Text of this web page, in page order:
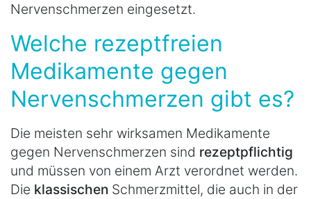
Nervenschmerzen eingesetzt.
Welche rezeptfreien
Medikamente gegen
Nervenschmerzen gibt es?
Die meisten sehr wirksamen Medikamente
gegen Nervenschmerzen sind rezeptpflichtig
und müssen von einem Arzt verordnet werden.
Die klassischen Schmerzmittel, die auch in der